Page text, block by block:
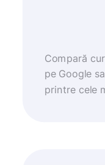
Compară
pe Google
printre cele